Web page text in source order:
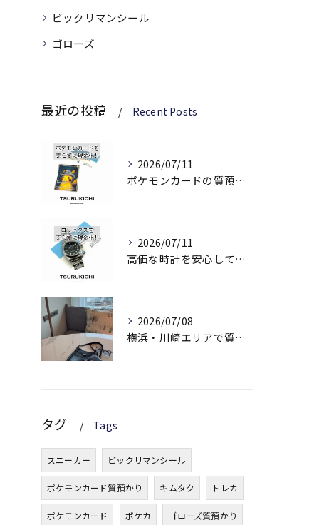
ビックリマンシール
ゴローズ
最近の投稿 Recent Posts
2026/07/11
ポケモンカードの質預かりを検討中の方へ
2026/07/11
高価な時計を安心して預けられます。
2026/07/08
横浜・川崎エリアで質屋を利用するなら鶴吉質店
タグ Tags
スニーカー ビックリマンシール
ポケモンカード質預かり キムタク トレカ
ポケモンカード ポケカ ゴローズ質預かり